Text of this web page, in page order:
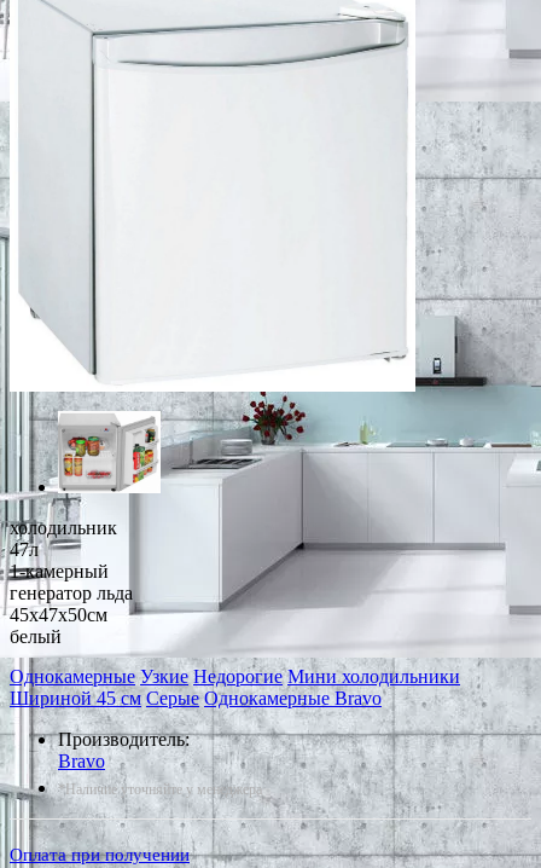
холодильник
47л
1-камерный
генератор льда
45x47x50см
белый
Однокамерные Узкие Недорогие Мини холодильники
Шириной 45 см Серые Однокамерные Bravo
Производитель:
Bravo
*Наличие уточняйте у менеджера
Оплата при получении